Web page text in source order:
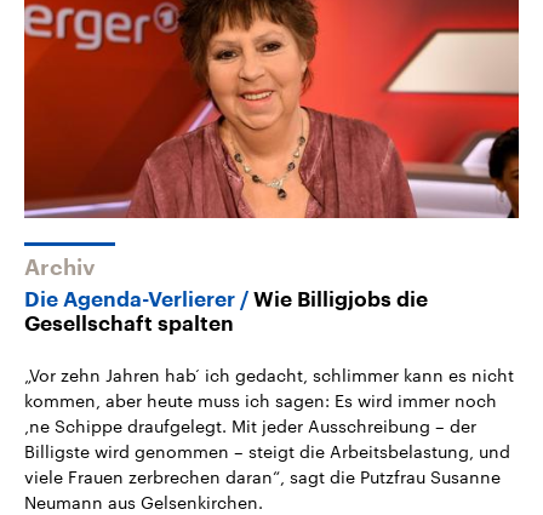
Archiv
Die Agenda-Verlierer
Wie Billigjobs die
Gesellschaft spalten
„Vor zehn Jahren hab‘ ich gedacht, schlimmer kann es nicht
kommen, aber heute muss ich sagen: Es wird immer noch
‚ne Schippe draufgelegt. Mit jeder Ausschreibung – der
Billigste wird genommen – steigt die Arbeitsbelastung, und
viele Frauen zerbrechen daran“, sagt die Putzfrau Susanne
Neumann aus Gelsenkirchen.